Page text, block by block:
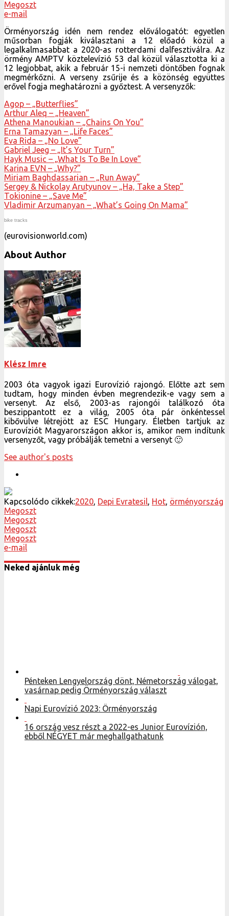
Megoszt
e-mail
Örményország idén nem rendez előválogatót: egyetlen
műsorban fogják kiválasztani a 12 előadó közül a
legalkalmasabbat a 2020-as rotterdami dalfesztiválra. Az
örmény AMPTV köztelevízió 53 dal közül választotta ki a
12 legjobbat, akik a február 15-i nemzeti döntőben fognak
megmérkőzni. A verseny zsűrije és a közönség együttes
erővel fogja meghatározni a győztest. A versenyzők:
Agop – „Butterflies”
Arthur Aleq – „Heaven”
Athena Manoukian – „Chains On You”
Erna Tamazyan – „Life Faces”
Eva Rida – „No Love”
Gabriel Jeeg – „It’s Your Turn”
Hayk Music – „What Is To Be In Love”
Karina EVN – „Why?”
Miriam Baghdassarian – „Run Away”
Sergey & Nickolay Arutyunov – „Ha, Take a Step”
Tokionine – „Save Me”
Vladimir Arzumanyan – „What’s Going On Mama”
bike tracks
(eurovisionworld.com)
About Author
Klész Imre
2003 óta vagyok igazi Eurovízió rajongó. Előtte azt sem
tudtam, hogy minden évben megrendezik-e vagy sem a
versenyt. Az első, 2003-as rajongói találkozó óta
beszippantott ez a világ, 2005 óta pár önkéntessel
kibővülve létrejött az ESC Hungary. Életben tartjuk az
Eurovíziót Magyarországon akkor is, amikor nem indítunk
versenyzőt, vagy próbálják temetni a versenyt 🙂
See author's posts
Kapcsolódo cikkek:2020 Depi Evratesil Hot örményország
Megoszt
Megoszt
Megoszt
Megoszt
e-mail
Neked ajánluk még
Pénteken Lengyelország dönt, Németország válogat,
vasárnap pedig Örményország választ
Napi Eurovízió 2023: Örményország
16 ország vesz részt a 2022-es Junior Eurovízión,
ebből NÉGYET már meghallgathatunk